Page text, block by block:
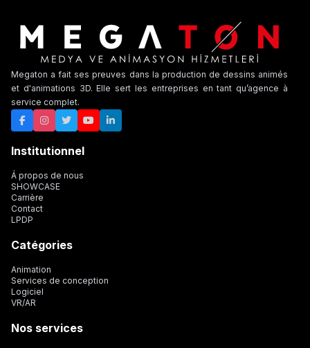
Megaton a fait ses preuves dans la production de dessins animés
et d'animations 3D. Elle sert les entreprises en tant qu’agence à
service complet.
Institutionnel
Á propos de nous
SHOWCASE
Carrière
Contact
LPDP
Catégories
Animation
Services de conception
Logiciel
VR/AR
Nos services